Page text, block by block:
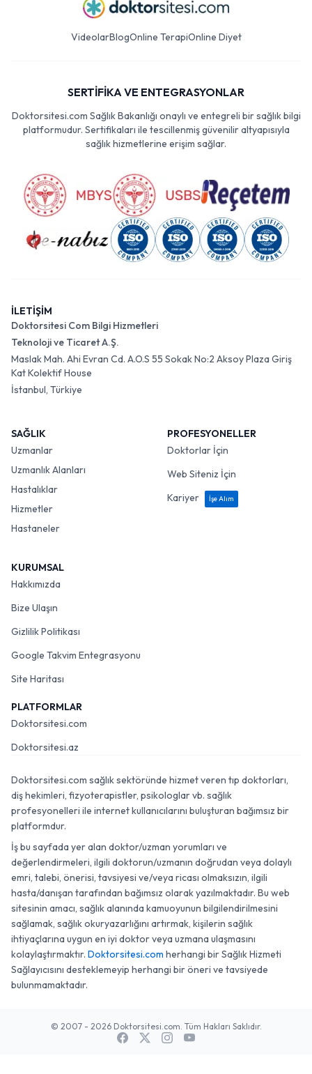
VideolarBlogOnline TerapiOnline Diyet
SERTİFİKA VE ENTEGRASYONLAR
Doktorsitesi.com Sağlık Bakanlığı onaylı ve entegreli bir sağlık bilgi
platformudur. Sertifikaları ile tescillenmiş güvenilir altyapısıyla
sağlık hizmetlerine erişim sağlar.
İLETİŞİM
Doktorsitesi Com Bilgi Hizmetleri
Teknoloji ve Ticaret A.Ş.
Maslak Mah. Ahi Evran Cd. A.O.S 55 Sokak No:2 Aksoy Plaza Giriş
Kat Kolektif House
İstanbul, Türkiye
SAĞLIK
Uzmanlar
Uzmanlık Alanları
Hastalıklar
Hizmetler
Hastaneler
PROFESYONELLER
Doktorlar İçin
Web Siteniz İçin
Kariyer
İşe Alım
KURUMSAL
Hakkımızda
Bize Ulaşın
Gizlilik Politikası
Google Takvim Entegrasyonu
Site Haritası
PLATFORMLAR
Doktorsitesi.com
Doktorsitesi.az
Doktorsitesi.com sağlık sektöründe hizmet veren tıp doktorları,
diş hekimleri, fizyoterapistler, psikologlar vb. sağlık
profesyonelleri ile internet kullanıcılarını buluşturan bağımsız bir
platformdur.
İş bu sayfada yer alan doktor/uzman yorumları ve
değerlendirmeleri, ilgili doktorun/uzmanın doğrudan veya dolaylı
emri, talebi, önerisi, tavsiyesi ve/veya ricası olmaksızın, ilgili
hasta/danışan tarafından bağımsız olarak yazılmaktadır. Bu web
sitesinin amacı, sağlık alanında kamuoyunun bilgilendirilmesini
sağlamak, sağlık okuryazarlığını artırmak, kişilerin sağlık
ihtiyaçlarına uygun en iyi doktor veya uzmana ulaşmasını
kolaylaştırmaktır. Doktorsitesi.com herhangi bir Sağlık Hizmeti
Sağlayıcısını desteklemeyip herhangi bir öneri ve tavsiyede
bulunmamaktadır.
© 2007 - 2026 Doktorsitesi.com. Tüm Hakları Saklıdır.